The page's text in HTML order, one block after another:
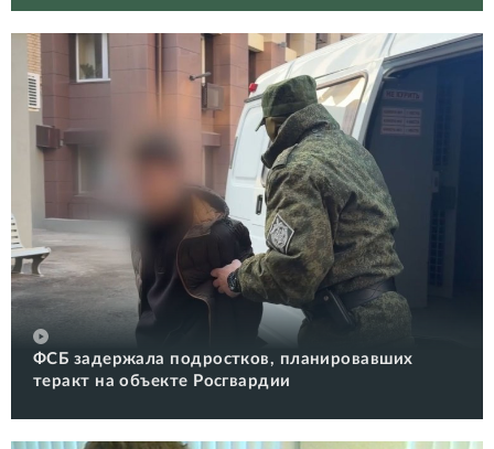
ФСБ задержала подростков, планировавших
теракт на объекте Росгвардии